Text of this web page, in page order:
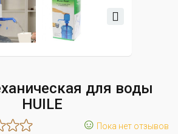
для воды
HUILE
☺ Пока нет отзывов